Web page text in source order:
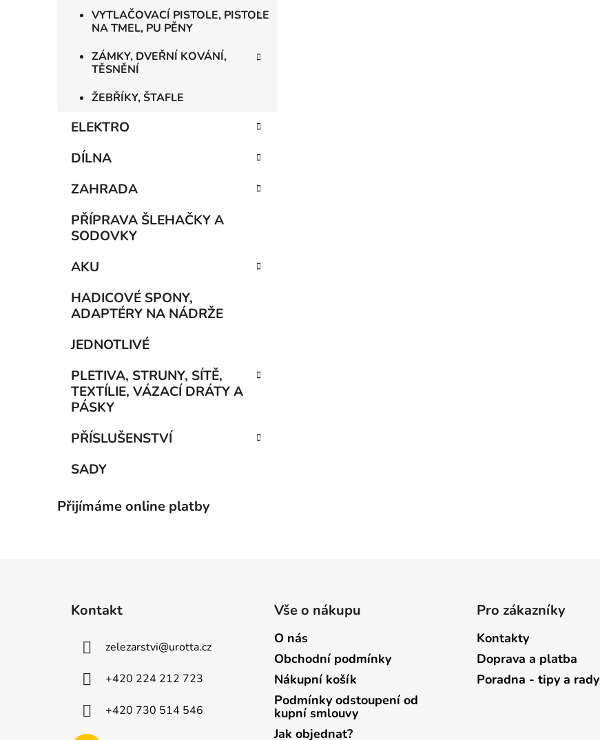
VYTLAČOVACÍ PISTOLE, PISTOLE
NA TMEL, PU PĚNY
ZÁMKY, DVEŘNÍ KOVÁNÍ,
TĚSNĚNÍ
ŽEBŘÍKY, ŠTAFLE
ELEKTRO
DÍLNA
ZAHRADA
PŘÍPRAVA ŠLEHAČKY A
SODOVKY
AKU
HADICOVÉ SPONY,
ADAPTÉRY NA NÁDRŽE
JEDNOTLIVÉ
PLETIVA, STRUNY, SÍTĚ,
TEXTÍLIE, VÁZACÍ DRÁTY A
PÁSKY
PŘÍSLUŠENSTVÍ
SADY
Přijímáme online platby
Kontakt
zelezarstvi@urotta.cz
+420 224 212 723
+420 730 514 546
Vše o nákupu
O nás
Obchodní podmínky
Nákupní košík
Podmínky odstoupení od
kupní smlouvy
Jak objednat?
Pro zákazníky
Kontakty
Doprava a platba
Poradna - tipy a rady